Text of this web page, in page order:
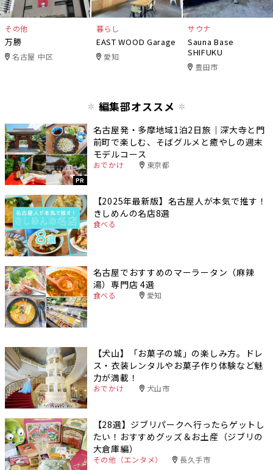
その他
万勝
名古屋 中区
暮らし
EAST WOOD Garage
愛知
サウナ
Sauna Base
SHIFUKU
豊田市
編集部オススメ
PR
名古屋発・多摩地域1泊2日旅｜深大寺と門
前町で楽しむ、そばグルメと癒やしの週末
モデルコース
おでかけ 東京都
【2025年最新版】名古屋人が本気で推す！
きしめんの名店8選
食べる
名古屋でおすすめのマーラータン（麻辣
湯）専門店 4選
食べる 愛知
【犬山】「お菓子の城」の楽しみ方。ドレ
ス・衣装レンタルやお菓子作り体験など魅
力が満載！
おでかけ 犬山市
【28選】ジブリパークへ行ったらゲットし
たい！おすすめグッズ＆お土産（ジブリの
大倉庫編）
その他（エンタメ） 長久手市